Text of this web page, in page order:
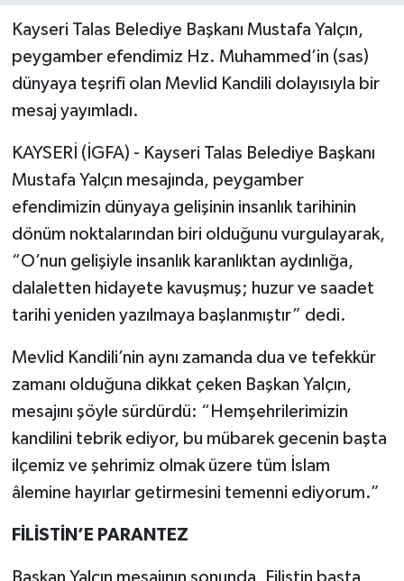
Kayseri Talas Belediye Başkanı Mustafa Yalçın,
peygamber efendimiz Hz. Muhammed’in (sas)
dünyaya teşrifi olan Mevlid Kandili dolayısıyla bir
mesaj yayımladı.
KAYSERİ (İGFA) - Kayseri Talas Belediye Başkanı
Mustafa Yalçın mesajında, peygamber
efendimizin dünyaya gelişinin insanlık tarihinin
dönüm noktalarından biri olduğunu vurgulayarak,
“O’nun gelişiyle insanlık karanlıktan aydınlığa,
dalaletten hidayete kavuşmuş; huzur ve saadet
tarihi yeniden yazılmaya başlanmıştır” dedi.
Mevlid Kandili’nin aynı zamanda dua ve tefekkür
zamanı olduğuna dikkat çeken Başkan Yalçın,
mesajını şöyle sürdürdü: “Hemşehrilerimizin
kandilini tebrik ediyor, bu mübarek gecenin başta
ilçemiz ve şehrimiz olmak üzere tüm İslam
âlemine hayırlar getirmesini temenni ediyorum.”
FİLİSTİN’E PARANTEZ